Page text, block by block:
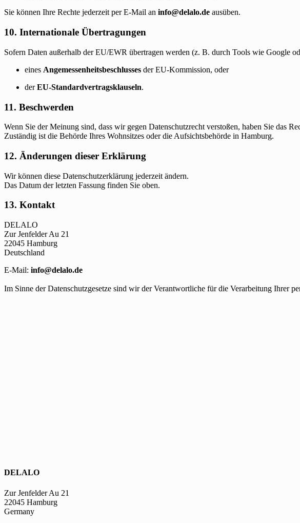
Sie können Ihre Rechte jederzeit per E-Mail an info@delalo.de ausüben.
10. Internationale Übertragungen
Sofern Daten außerhalb der EU/EWR übertragen werden (z. B. durch Tools wie Google
eines Angemessenheitsbeschlusses der EU-Kommission, oder
derEU-Standardvertragsklauseln.
11. Beschwerden
Wenn Sie der Meinung sind, dass wir gegen Datenschutzrecht verstoßen, haben Sie das
Zuständig ist die Behörde Ihres Wohnsitzes oder die Aufsichtsbehörde in Hamburg.
12. Änderungen dieser Erklärung
Wir können diese Datenschutzerklärung jederzeit ändern.
Das Datum der letzten Fassung finden Sie oben.
13. Kontakt
DELALO
Zur Jenfelder Au 21
22045 Hamburg
Deutschland
E-Mail: info@delalo.de
Im Sinne der Datenschutzgesetze sind wir der Verantwortliche für die Verarbeitung Ihrer
DELALO
Zur Jenfelder Au 21
22045 Hamburg
Germany